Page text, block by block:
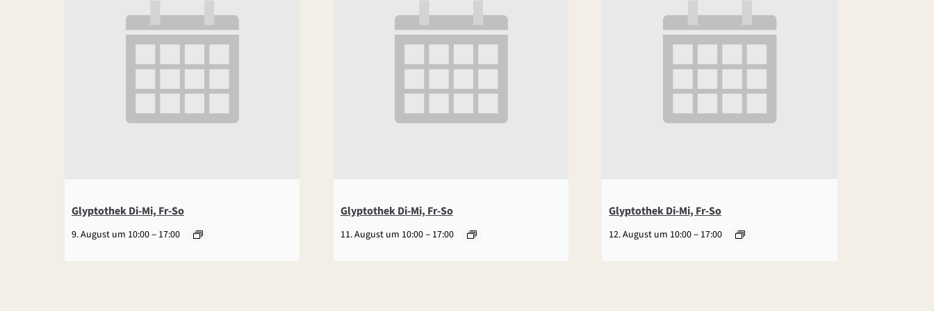
Glyptothek Di-Mi, Fr-So
9. August um 10:00– 17:00
Glyptothek Di-Mi, Fr-So
11. August um 10:00– 17:00
Glyptothek Di-Mi, Fr-So
12. August um 10:00– 17:00